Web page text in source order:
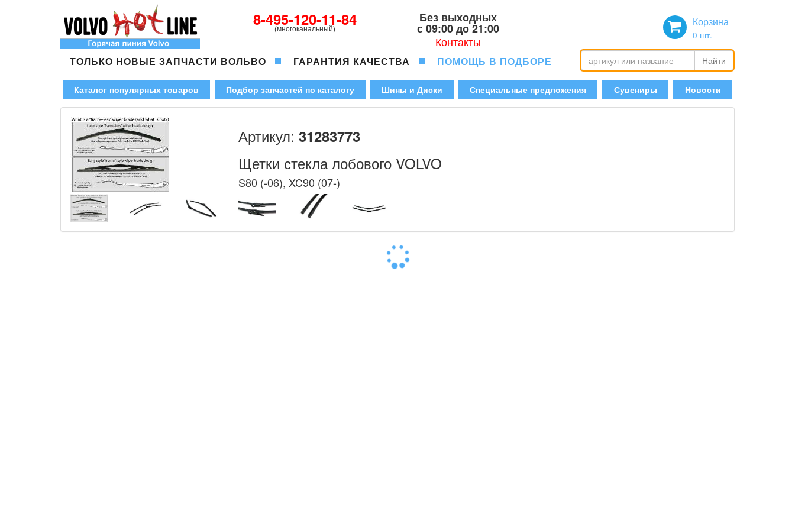
8-495-120-11-84
(многоканальный)
Без выходных
с 09:00 до 21:00
Контакты
Корзина
0 шт.
ТОЛЬКО НОВЫЕ ЗАПЧАСТИ ВОЛЬВО ГАРАНТИЯ КАЧЕСТВА ПОМОЩЬ В ПОДБОРЕ Найти
Каталог популярных товаров Подбор запчастей по каталогу Шины и Диски Специальные предложения Сувениры Новости
Артикул: 31283773
Щетки стекла лобового VOLVO
S80 (-06), XC90 (07-)